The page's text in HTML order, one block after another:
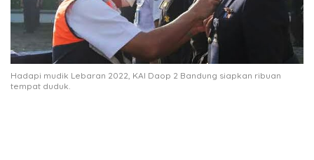
Hadapi mudik Lebaran 2022, KAI Daop 2 Bandung siapkan ribuan
tempat duduk.